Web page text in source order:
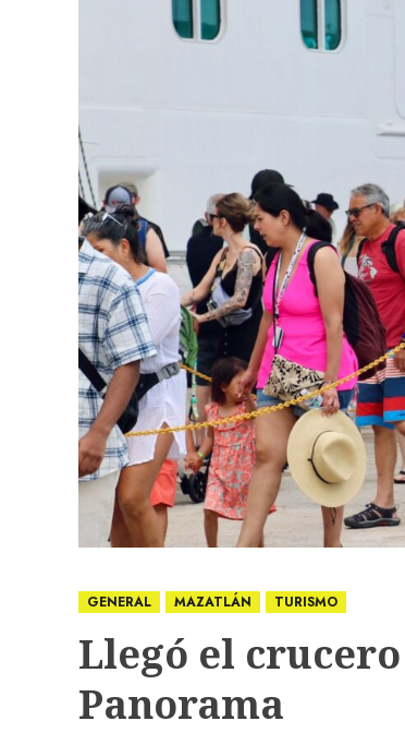
GENERAL MAZATLÁN TURISMO
Llegó el
Panorama